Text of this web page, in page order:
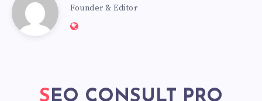
Founder & Editor
SEO CONSULT PRO